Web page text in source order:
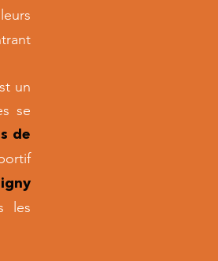
un
se
de
les